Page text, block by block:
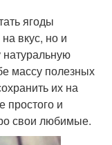
ягоды
вкус, но и
массу полезных
их на
простого и
свои любимые.